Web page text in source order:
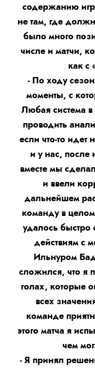
содержанию
не там, где
было много
числе и матчи,
как с
- По ходу
моменты, с
Любая система
проводить
если что-то
и у нас, после
вместе мы
и ввели
дальнейшем
команду в
удалось быстро
действиям с
Ильнуром
сложился, что я
голах, которые
всех
команде
этого матча я
чем
- Я принял